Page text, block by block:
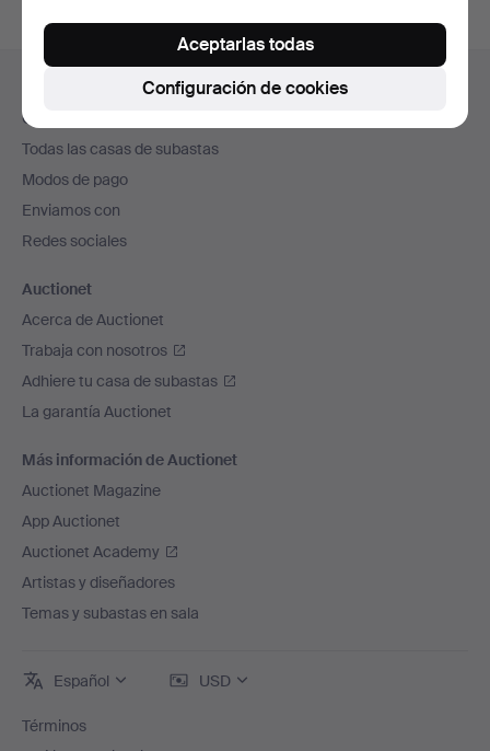
Navegación
el
pie
de
página
Ayuda y contacto
Contacta con el servicio de atención al cliente
Todas las casas de subastas
Modos de pago
Enviamos con
Redes sociales
Auctionet
Acerca de Auctionet
Trabaja con nosotros
Adhiere tu casa de subastas
La garantía Auctionet
Más información de Auctionet
Auctionet Magazine
App Auctionet
Auctionet Academy
Artistas y diseñadores
Temas y subastas en sala
Español USD
Términos
Configuración de cookies
Aceptarlas todas